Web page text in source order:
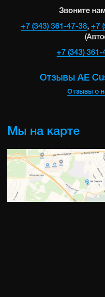
Звоните
+7 (343) 361-47-38, +7
+7 (343) 361-
Отзывы AE
Отзывы о
Мы на карте